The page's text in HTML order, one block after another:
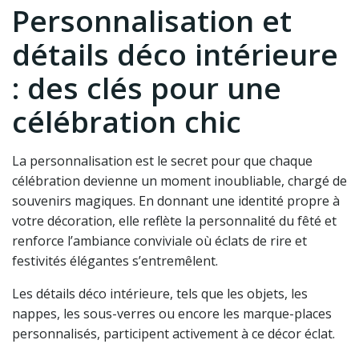
Personnalisation et
détails déco intérieure
: des clés pour une
célébration chic
La personnalisation est le secret pour que chaque
célébration devienne un moment inoubliable, chargé de
souvenirs magiques. En donnant une identité propre à
votre décoration, elle reflète la personnalité du fêté et
renforce l’ambiance conviviale où éclats de rire et
festivités élégantes s’entremêlent.
Les détails déco intérieure, tels que les objets, les
nappes, les sous-verres ou encore les marque-places
personnalisés, participent activement à ce décor éclat.